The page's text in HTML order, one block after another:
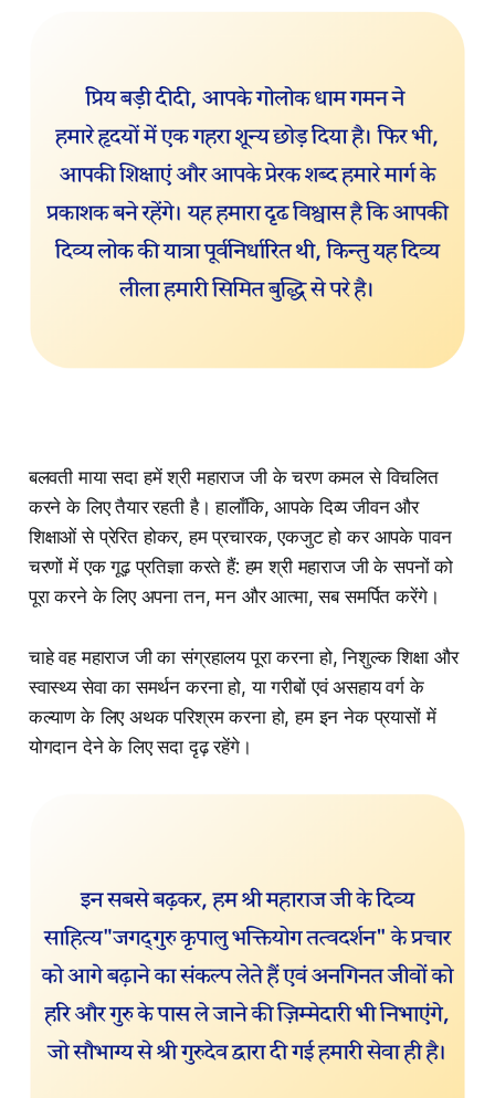
बलवती माया सदा हमें श्री महाराज जी के चरण कमल से विचलित
करने के लिए तैयार रहती है। हालाँकि, आपके दिव्य जीवन और
शिक्षाओं से प्रेरित होकर, हम प्रचारक, एकजुट हो कर आपके पावन
चरणों में एक गूढ़ प्रतिज्ञा करते हैं: हम श्री महाराज जी के सपनों को
पूरा करने के लिए अपना तन, मन और आत्मा, सब समर्पित करेंगे।
चाहे वह महाराज जी का संग्रहालय पूरा करना हो, निशुल्क शिक्षा और
स्वास्थ्य सेवा का समर्थन करना हो, या गरीबों एवं असहाय वर्ग के
कल्याण के लिए अथक परिश्रम करना हो, हम इन नेक प्रयासों में
योगदान देने के लिए सदा दृढ़ रहेंगे।